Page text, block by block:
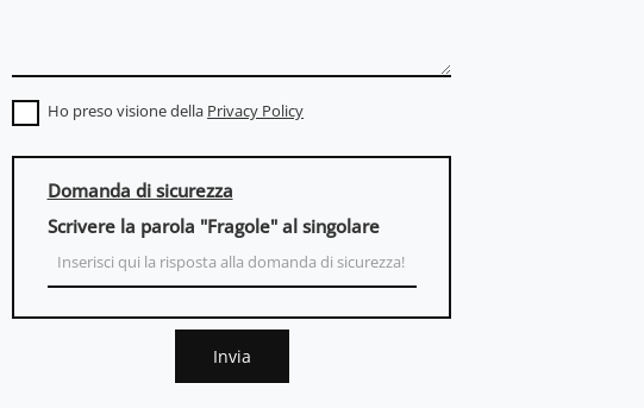
Ho preso visione della Privacy Policy
Domanda di sicurezza
Scrivere la parola "Fragole" al singolare
Invia